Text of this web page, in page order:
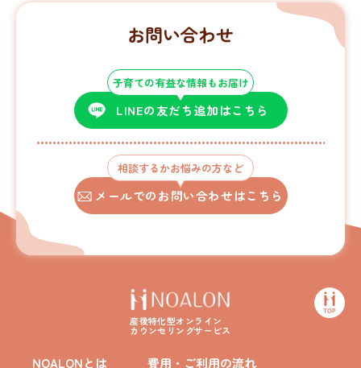
お問い合わせ
子育ての有益な情報もお届け
LINEの友だち追加はこちら
相談するかお悩みの方など
メールでのお問い合わせはこちら
産後特化型オンライン
カウンセリングサービス
NOALONとは 費用・ご利用の流れ